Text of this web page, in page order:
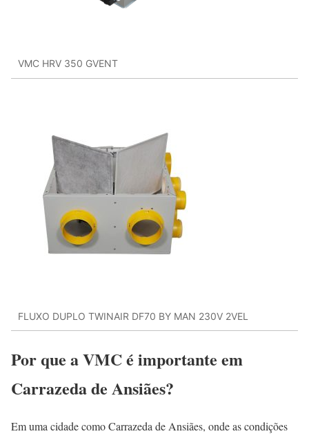
VMC HRV 350 GVENT
FLUXO DUPLO TWINAIR DF70 BY MAN 230V 2VEL
Por que a VMC é importante em
Carrazeda de Ansiães?
Em uma cidade como Carrazeda de Ansiães, onde as condições